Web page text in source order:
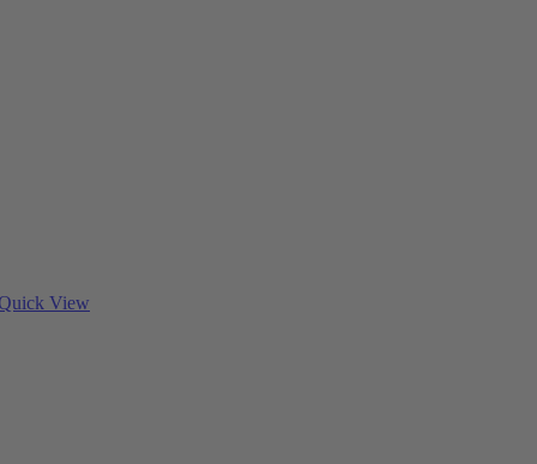
View